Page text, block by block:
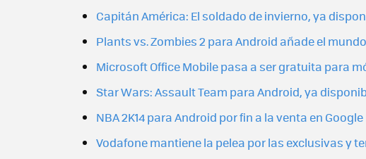
Capitán América: El soldado de invierno, ya
Plants vs. Zombies 2 para Android añade el
Microsoft Office Mobile pasa a ser gratuita para
Star Wars: Assault Team para Android, ya
NBA 2K14 para Android por fin a la venta en
Vodafone mantiene la pelea por las exclusivas y